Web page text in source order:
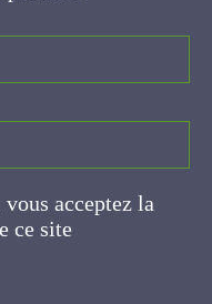
acceptez la
ce site